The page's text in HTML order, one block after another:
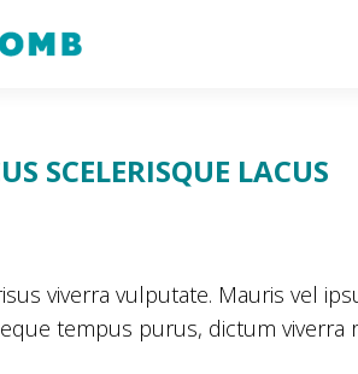
SCELERISQUE LACUS
viverra vulputate. Mauris vel
tempus purus, dictum viverra